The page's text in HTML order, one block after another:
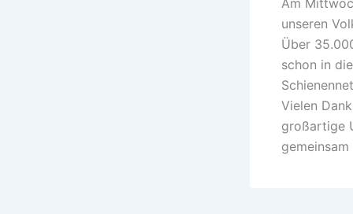
Am
unseren
Über
schon in
Vielen
großartige